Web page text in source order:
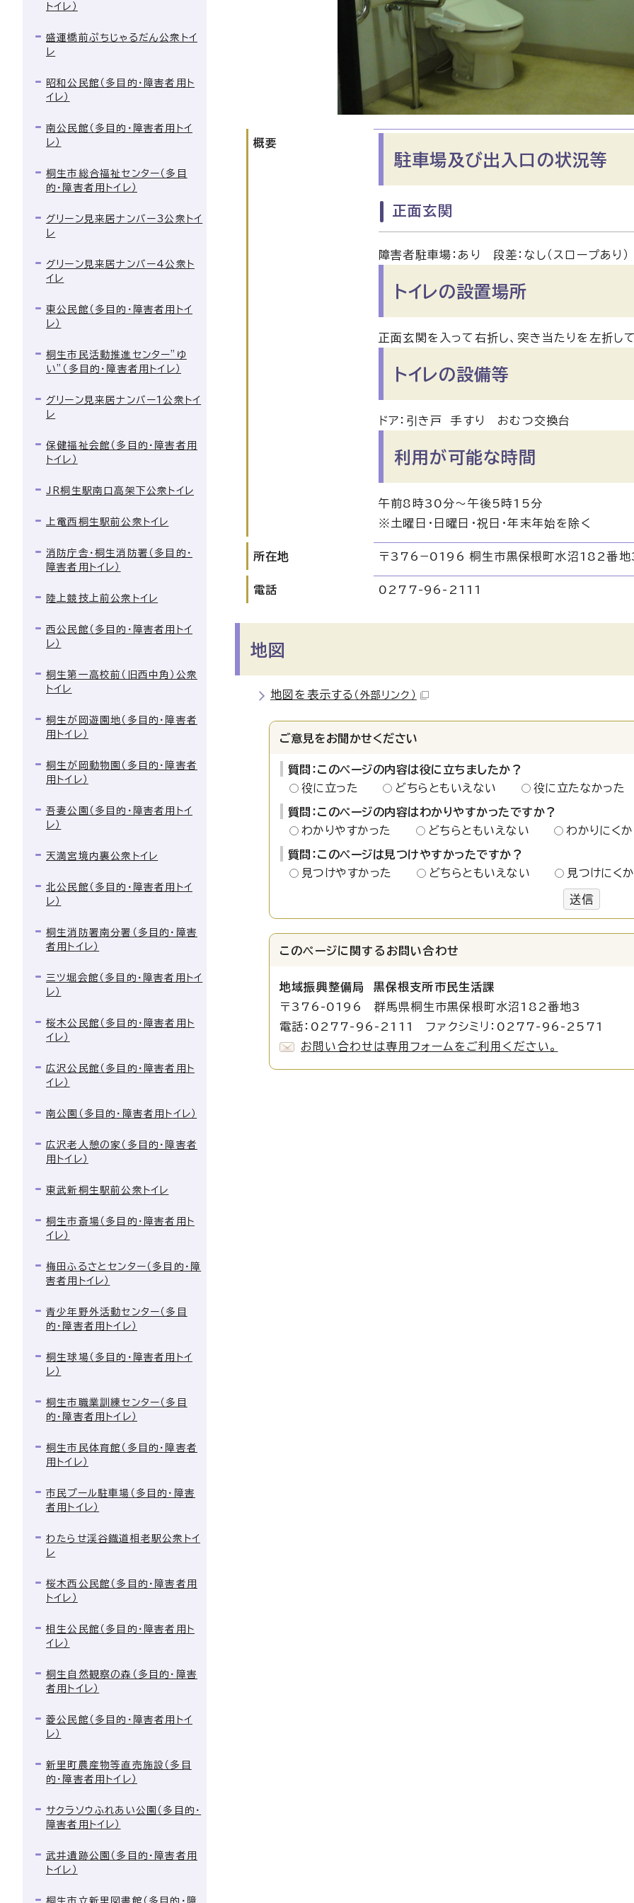
概要
駐車場及び出入口の状況等
正面玄関
障害者駐車場：あり 段差：なし（スロープあり
トイレの設置場所
正面玄関を入って右折し、突き当たりを左折して
トイレの設備等
ドア：引き戸 手すり おむつ交換台
利用が可能な時間
午前8時30分〜午後5時15分
※土曜日・日曜日・祝日・年末年始を除く
所在地 〒376−0196 桐生市黒保根町水沼182番地
電話 0277-96-2111
地図
地図を表示する （外部リンク）
ご意見をお聞かせください
質問：このページの内容は役に立ちましたか？
役に立った
どちらともいえない 役に立たなかった
質問：このページの内容はわかりやすかったですか？
わかりやすかった
どちらともいえない わかりにくか
質問：このページは見つけやすかったですか？
見つけやすかった
どちらともいえない 見つけにく
送信
このページに関する お問い合わせ
地域振興整備局 黒保根支所市民生活課
〒376-0196 群馬県桐生市黒保根町水沼182番地3
電話：0277-96-2111 ファクシミリ：0277-96-2571
お問い合わせは専用フォームをご利用ください。
トイレ）
盛運橋前ぷちじゃるだん公衆トイ
レ
昭和公民館（多目的・障害者用ト
イレ）
南公民館（多目的・障害者用トイ
レ）
桐生市総合福祉センター（多目
的・障害者用トイレ）
グリーン見来居ナンバー3公衆トイ
レ
グリーン見来居ナンバー4公衆ト
イレ
東公民館（多目的・障害者用トイ
レ）
桐生市民活動推進センター”ゆ
い”（多目的・障害者用トイレ）
グリーン見来居ナンバー1公衆トイ
レ
保健福祉会館（多目的・障害者用
トイレ）
JR桐生駅南口高架下公衆トイレ
上電西桐生駅前公衆トイレ
消防庁舎・桐生消防署（多目的・
障害者用トイレ）
陸上競技上前公衆トイレ
西公民館（多目的・障害者用トイ
レ）
桐生第一高校前（旧西中角）公衆
トイレ
桐生が岡遊園地（多目的・障害者
用トイレ）
桐生が岡動物園（多目的・障害者
用トイレ）
吾妻公園（多目的・障害者用トイ
レ）
天満宮境内裏公衆トイレ
北公民館（多目的・障害者用トイ
レ）
桐生消防署南分署（多目的・障害
者用トイレ）
三ツ堀会館（多目的・障害者用トイ
レ）
桜木公民館（多目的・障害者用ト
イレ）
広沢公民館（多目的・障害者用ト
イレ）
南公園（多目的・障害者用トイレ）
広沢老人憩の家（多目的・障害者
用トイレ）
東武新桐生駅前公衆トイレ
桐生市斎場（多目的・障害者用ト
イレ）
梅田ふるさとセンター（多目的・障
害者用トイレ）
青少年野外活動センター（多目
的・障害者用トイレ）
桐生球場（多目的・障害者用トイ
レ）
桐生市職業訓練センター（多目
的・障害者用トイレ）
桐生市民体育館（多目的・障害者
用トイレ）
市民プール駐車場（多目的・障害
者用トイレ）
わたらせ渓谷鐡道相老駅公衆トイ
レ
桜木西公民館（多目的・障害者用
トイレ）
相生公民館（多目的・障害者用ト
イレ）
桐生自然観察の森（多目的・障害
者用トイレ）
菱公民館（多目的・障害者用トイ
レ）
新里町農産物等直売施設（多目
的・障害者用トイレ）
サクラソウふれあい公園（多目的・
障害者用トイレ）
武井遺跡公園（多目的・障害者用
トイレ）
桐生市立新里図書館（多目的・障